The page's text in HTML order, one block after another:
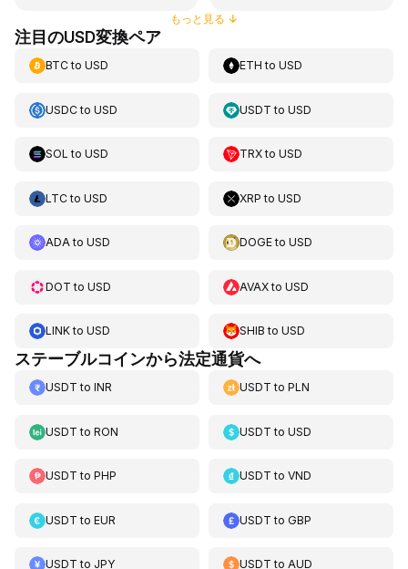
もっと見る ↓
注目のUSD変換ペア
BTCto USD ETH toUSD
USDCto USD USDT toUSD
SOL to USD TRXtoUSD
LTCto USD XRP toUSD
ADAto USD DOGEtoUSD
DOT to USD AVAXtoUSD
LINKto USD SHIB toUSD
ステーブルコインから法定通貨へ
USDT to INR USDT toPLN
USDT to RON USDT toUSD
USDT to PHP USDT toVND
USDT to EUR USDT toGBP
USDT to JPY USDT toAUD